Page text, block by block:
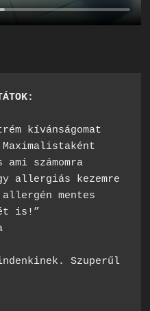
kívánságomat
számomra
allergiás kezemre
mentes
is!”
Szuperűl